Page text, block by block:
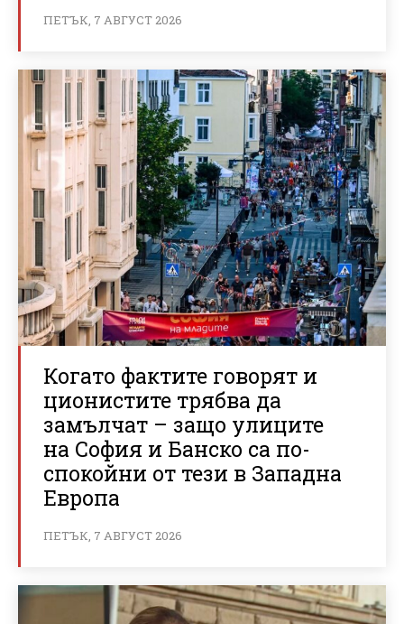
ПЕТЪК, 7 АВГУСТ 2026
Когато фактите говорят и
ционистите трябва да
замълчат – защо улиците
на София и Банско са по-
спокойни от тези в Западна
Европа
ПЕТЪК, 7 АВГУСТ 2026